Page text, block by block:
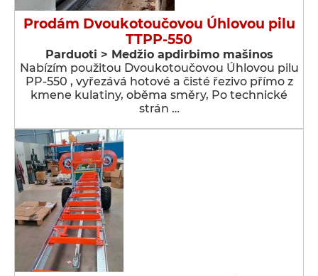
Prodám Dvoukotoučovou Úhlovou pilu
TTPP-550
Parduoti > Medžio apdirbimo mašinos
Nabízím použitou Dvoukotoučovou Úhlovou pilu
PP-550 , vyřezává hotové a čisté řezivo přímo z
kmene kulatiny, oběma směry, Po technické
strán …